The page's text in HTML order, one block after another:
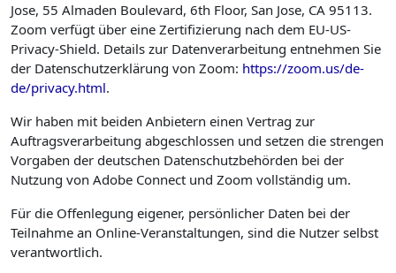
Jose, 55 Almaden Boulevard, 6th Floor, San Jose, CA 95113.
Zoom verfügt über eine Zertifizierung nach dem EU-US-
Privacy-Shield. Details zur Datenverarbeitung entnehmen Sie
der Datenschutzerklärung von Zoom: https://zoom.us/de-
de/privacy.html.
Wir haben mit beiden Anbietern einen Vertrag zur
Auftragsverarbeitung abgeschlossen und setzen die strengen
Vorgaben der deutschen Datenschutzbehörden bei der
Nutzung von Adobe Connect und Zoom vollständig um.
Für die Offenlegung eigener, persönlicher Daten bei der
Teilnahme an Online-Veranstaltungen, sind die Nutzer selbst
verantwortlich.